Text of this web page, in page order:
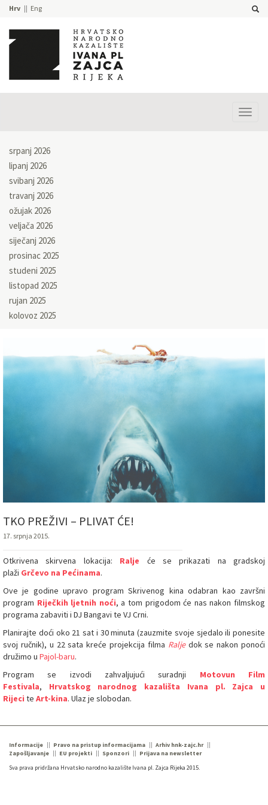
Hrv Eng
srpanj 2026
lipanj 2026
svibanj 2026
travanj 2026
ožujak 2026
veljača 2026
siječanj 2026
prosinac 2025
studeni 2025
listopad 2025
rujan 2025
kolovoz 2025
TKO PREŽIVI – PLIVAT ĆE!
17. srpnja 2015.
Otkrivena skirvena lokacija: Ralje će se prikazati na gradskoj
plaži Grčevo na Pećinama.
Ove je godine upravo program Skrivenog kina odabran kao završni
program Riječkih ljetnih noći, a tom prigodom će nas nakon filmskog
programa zabaviti i DJ Bangavi te VJ Crni.
Planirajte doći oko 21 sat i 30 minuta (zauzmite svoje sjedalo ili ponesite
svoj ručnik), u 22 sata kreće projekcija filma Ralje dok se nakon ponoći
družimo u Pajol-baru.
Program se izvodi zahvaljujući suradnji Motovun Film
Festivala, Hrvatskog narodnog kazališta Ivana pl. Zajca u
Rijeci te Art-kina. Ulaz je slobodan.
Informacije Pravo na pristup informacijama
Arhiv hnk-zajc.hr
Zapošljavanje
EU projekti Sponzori
Prijava na newsletter
Sva prava pridržana Hrvatsko narodno kazalište Ivana pl. Zajca Rijeka 2015.